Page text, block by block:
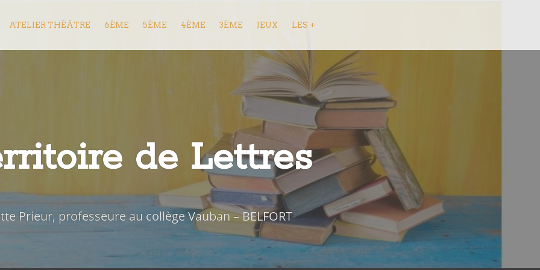
ATELIER THÉÂTRE 6ÈME 5ÈME 4ÈME 3ÈME JEUX LES +
de Lettres
Prieur, professeure au collège Vauban – BELFORT